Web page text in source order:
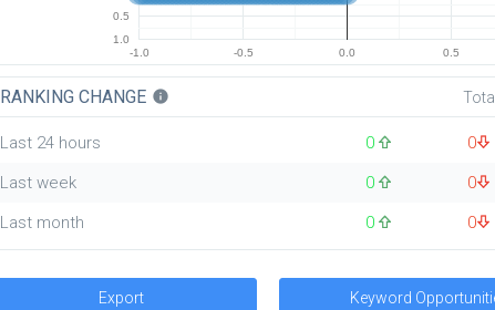
-1.0 -0.5 0.0 0.5
0.5
1.0
RANKING CHANGE info
Last 24 hours 0 0
Last week
0 0
Last month
0 0
Export Keyword